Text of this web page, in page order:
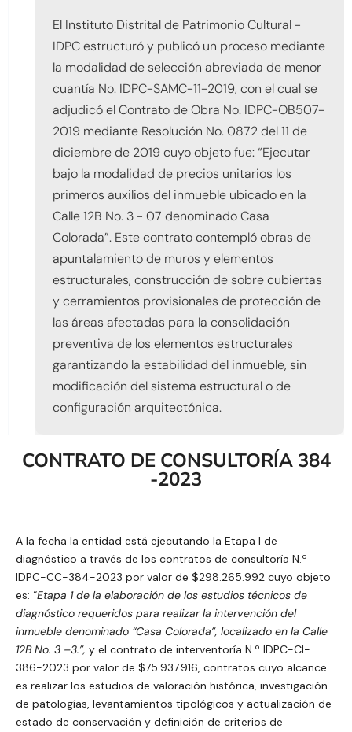
El Instituto Distrital de Patrimonio Cultural -
IDPC estructuró y publicó un proceso mediante
la modalidad de selección abreviada de menor
cuantía No. IDPC-SAMC-11-2019, con el cual se
adjudicó el Contrato de Obra No. IDPC-OB507-
2019 mediante Resolución No. 0872 del 11 de
diciembre de 2019 cuyo objeto fue: “Ejecutar
bajo la modalidad de precios unitarios los
primeros auxilios del inmueble ubicado en la
Calle 12B No. 3 - 07 denominado Casa
Colorada”. Este contrato contempló obras de
apuntalamiento de muros y elementos
estructurales, construcción de sobre cubiertas
y cerramientos provisionales de protección de
las áreas afectadas para la consolidación
preventiva de los elementos estructurales
garantizando la estabilidad del inmueble, sin
modificación del sistema estructural o de
configuración arquitectónica.
CONTRATO DE CONSULTORÍA 384
-2023
A la fecha la entidad está ejecutando la Etapa I de
diagnóstico a través de los contratos de consultoría N.º
IDPC-CC-384-2023 por valor de $298.265.992 cuyo objeto
es: “Etapa 1 de la elaboración de los estudios técnicos de
diagnóstico requeridos para realizar la intervención del
inmueble denominado “Casa Colorada”, localizado en la Calle
12B No. 3 –3.”, y el contrato de interventoría N.º IDPC-CI-
386-2023 por valor de $75.937.916, contratos cuyo alcance
es realizar los estudios de valoración histórica, investigación
de patologías, levantamientos tipológicos y actualización de
estado de conservación y definición de criterios de